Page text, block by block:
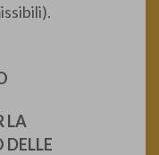
LA
DELLE